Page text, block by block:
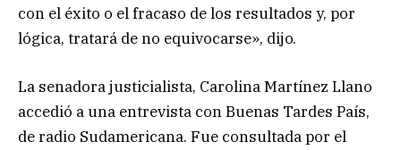
con el éxito o el fracaso de los resultados y, por
lógica, tratará de no equivocarse», dijo.
La senadora justicialista, Carolina Martínez Llano
accedió a una entrevista con Buenas Tardes País,
de radio Sudamericana. Fue consultada por el